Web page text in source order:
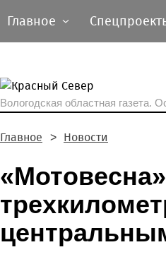
Главное
Вологодская областная газета.
Главное Новости